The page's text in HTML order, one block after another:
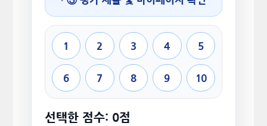
1 2 3 4 5
6 7 8 9 10
선택한 점수: 0점